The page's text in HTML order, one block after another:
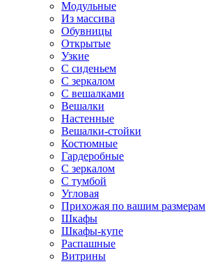
Модульные
Из массива
Обувницы
Открытые
Узкие
С сиденьем
С зеркалом
С вешалками
Вешалки
Настенные
Вешалки-стойки
Костюмные
Гардеробные
С зеркалом
С тумбой
Угловая
Прихожая по вашим размерам
Шкафы
Шкафы-купе
Распашные
Витрины